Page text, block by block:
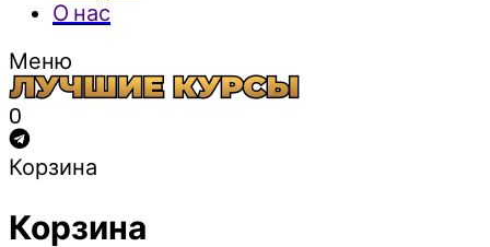
О нас
Меню
0
Корзина
Корзина